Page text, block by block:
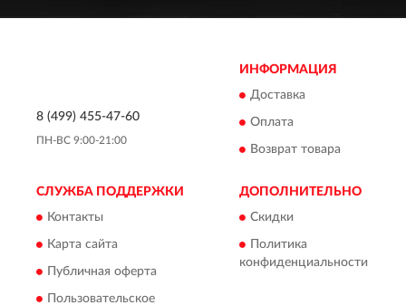
8 (499) 455-47-60
ПН-ВС 9:00-21:00
ИНФОРМАЦИЯ
Доставка
Оплата
Возврат товара
СЛУЖБА ПОДДЕРЖКИ
Контакты
Карта сайта
Публичная оферта
Пользовательское
ДОПОЛНИТЕЛЬНО
Скидки
Политика
конфиденциальности